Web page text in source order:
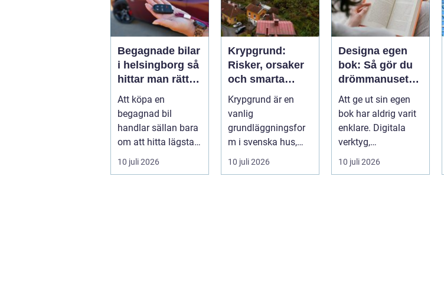
Begagnade bilar
i helsingborg så
hittar man rätt
bil till rätt pris
Att köpa en
begagnad bil
handlar sällan bara
om att hitta lägsta
pris. För många i
och runt Helsingb...
10 juli 2026
Krypgrund:
Risker, orsaker
och smarta
lösningar
Krypgrund är en
vanlig
grundläggningsfor
m i svenska hus,
men också en av de
mest uts...
10 juli 2026
Designa egen
bok: Så gör du
drömmanuset
till en färdig bok
Att ge ut sin egen
bok har aldrig varit
enklare. Digitala
verktyg,
professionella
tryckerier och fle...
10 juli 2026